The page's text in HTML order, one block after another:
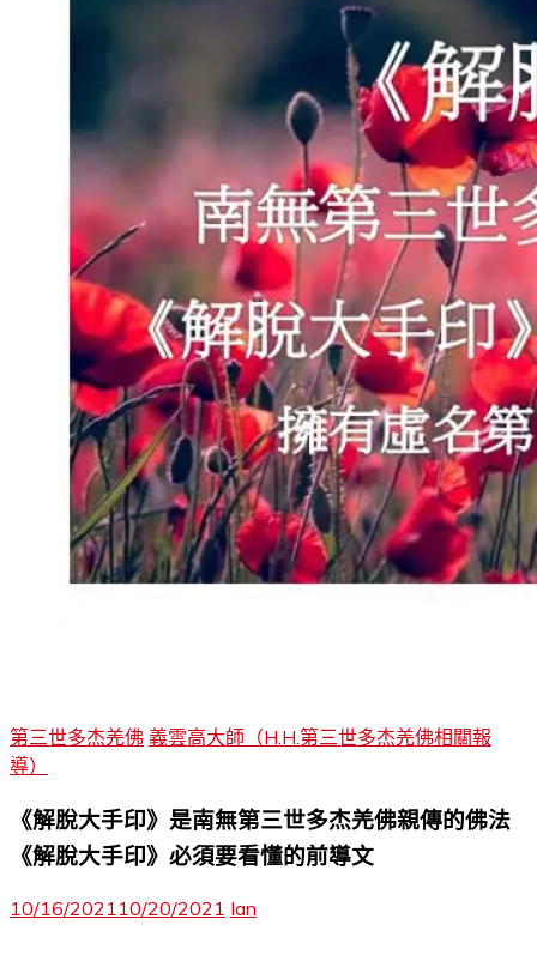
第三世多杰羌佛 義雲高大師（H.H.第三世多杰羌佛相關報
導）
《解脫大手印》是南無第三世多杰羌佛親傳的佛法
《解脫大手印》必須要看懂的前導文
10/16/2021 10/20/2021 Ian